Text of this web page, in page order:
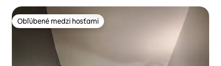
Obľúbené medzi hosťami
Obľúbené medzi hosťami